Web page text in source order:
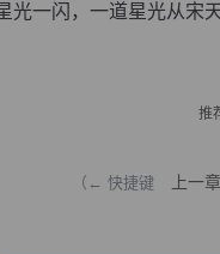
一闪，一道星光从宋
推
（← 快捷键 上一章